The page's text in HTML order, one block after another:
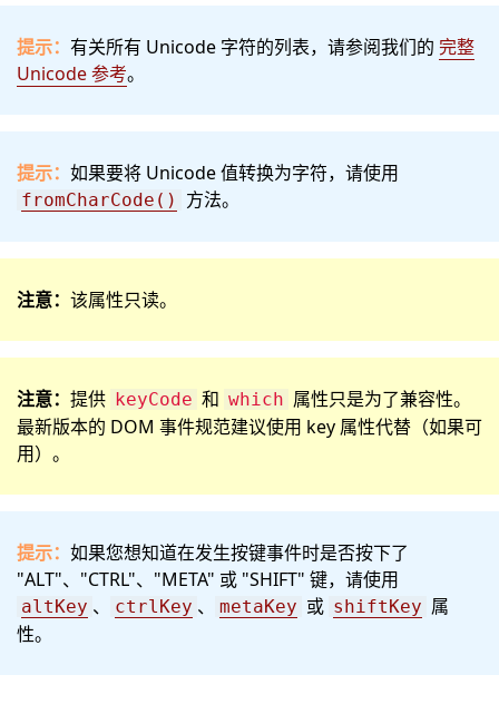
提示： 有关所有 Unicode 字符的列表，请参阅我们的 完整
Unicode 参考。
提示： 如果要将 Unicode 值转换为字符，请使用
fromCharCode() 方法。
注意： 该属性只读。
注意： 提供 keyCode 和 which 属性只是为了兼容性。
最新版本的 DOM 事件规范建议使用 key 属性代替（如果可
用）。
提示： 如果您想知道在发生按键事件时是否按下了
"ALT"、"CTRL"、"META" 或 "SHIFT" 键，请使用
altKey 、 ctrlKey 、 metaKey 或 shiftKey 属
性。